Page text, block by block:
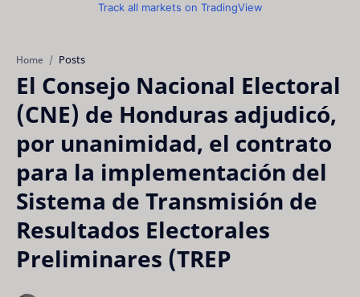
Track all markets on TradingView
Home Posts
El Consejo Nacional Electoral
(CNE) de Honduras adjudicó,
por unanimidad, el contrato
para la implementación del
Sistema de Transmisión de
Resultados Electorales
Preliminares (TREP